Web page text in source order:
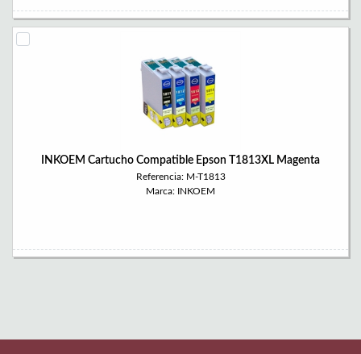
INKOEM Cartucho Compatible Epson T1813XL Magenta
Referencia: M-T1813
Marca: INKOEM